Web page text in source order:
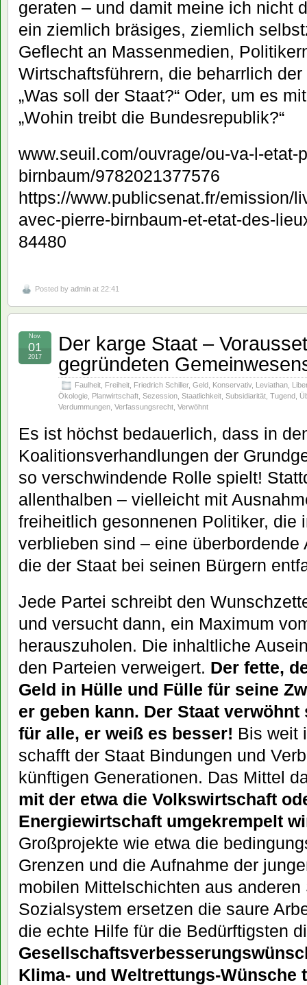
geraten – und damit meine ich nicht
ein ziemlich bräsiges, ziemlich
Geflecht an Massenmedien,
Wirtschaftsführern, die beharrlich
„Was soll der Staat?“ Oder, um es
„Wohin treibt die Bundesrepublik?“
www.seuil.com/ouvrage/ou-va-l-etat-
birnbaum/9782021377576
https://www.publicsenat.fr/emission/
avec-pierre-birnbaum-et-etat-des-
84480
Posted by admin at 22:41
Der karge Staat –
gegründeten
Faulheit Freiheit Friedrich Schiller, Geld Konservativ, Leviathan
Ökologie Planwirtschaft Sezession Staatlichkeit Subsidiarität Tugend
Verdummungen Verfassungsrecht Verwöhnt
Nov.
01
2017
Es ist höchst bedauerlich, dass in
Koalitionsverhandlungen der
so verschwindende Rolle spielt!
allenthalben – vielleicht mit
freiheitlich gesonnenen Politiker, die
verblieben sind – eine überbordende
die der Staat bei seinen Bürgern
Jede Partei schreibt den
und versucht dann, ein Maximum
herauszuholen. Die inhaltliche
den Parteien verweigert. Der fette,
Geld in Hülle und Fülle für seine
er geben kann. Der Staat
für alle, er weiß es besser! Bis weit
schafft der Staat Bindungen und
künftigen Generationen. Das Mittel
mit der etwa die Volkswirtschaft
Energiewirtschaft umgekrempelt
Großprojekte wie etwa die
Grenzen und die Aufnahme der
mobilen Mittelschichten aus
Sozialsystem ersetzen die saure
die echte Hilfe für die Bedürftigsten
Klima- und Weltrettungs-Wünsche